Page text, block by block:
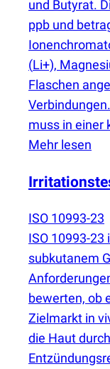
und Butyrat.
ppb und
(Li+),
Flaschen
muss in einer
Mehr lesen
ISO 10993-23
ISO 10993-
subkutanem
bewerten, ob
Zielmarkt in
die Haut